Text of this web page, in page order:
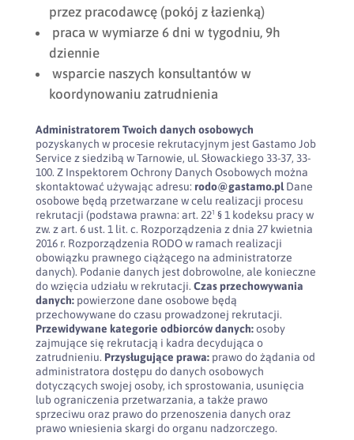
przez pracodawcę (pokój z łazienką)
praca w wymiarze 6 dni w tygodniu, 9h
dziennie
wsparcie naszych konsultantów w
koordynowaniu zatrudnienia
Administratorem Twoich danych osobowych
pozyskanych w procesie rekrutacyjnym jest Gastamo Job
Service z siedzibą w Tarnowie, ul. Słowackiego 33-37, 33-
100. Z Inspektorem Ochrony Danych Osobowych można
skontaktować używając adresu: rodo@gastamo.plDane
osobowe będą przetwarzane w celu realizacji procesu
rekrutacji (podstawa prawna: art. 22¹ § 1 kodeksu pracy w
zw. z art. 6 ust. 1 lit. c. Rozporządzenia z dnia 27 kwietnia
2016 r. Rozporządzenia RODO w ramach realizacji
obowiązku prawnego ciążącego na administratorze
danych). Podanie danych jest dobrowolne, ale konieczne
do wzięcia udziału w rekrutacji. Czas przechowywania
danych:powierzone dane osobowe będą
przechowywane do czasu prowadzonej rekrutacji.
Przewidywane kategorie odbiorców danych:osoby
zajmujące się rekrutacją i kadra decydująca o
zatrudnieniu. Przysługujące prawa:prawo do żądania od
administratora dostępu do danych osobowych
dotyczących swojej osoby, ich sprostowania, usunięcia
lub ograniczenia przetwarzania, a także prawo
sprzeciwu oraz prawo do przenoszenia danych oraz
prawo wniesienia skargi do organu nadzorczego.